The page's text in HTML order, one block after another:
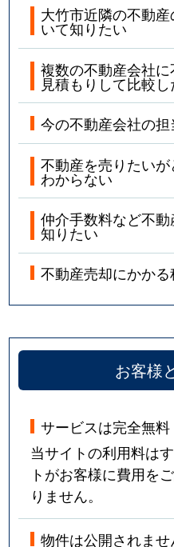
大竹市近隣の不動
いて知りたい
複数の不動産会社
見積もりして比較
今の不動産会社の
不動産を売りたい
わからない
仲介手数料など不
知りたい
不動産売却にかか
お客様
サービスは完全無料
当サイトの利用料は
トがお客様に費用を
りません。
物件は公開されませ